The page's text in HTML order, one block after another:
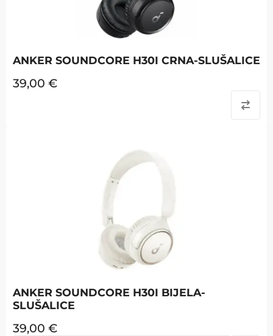
ANKER SOUNDCORE H30I CRNA-SLUŠALICE
39,00 €
ANKER SOUNDCORE H30I BIJELA-
SLUŠALICE
39,00 €